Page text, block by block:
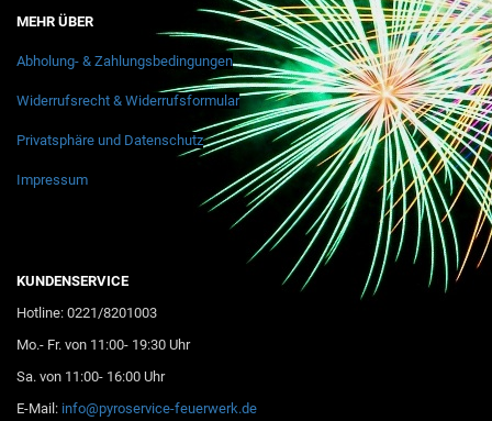
MEHR ÜBER
Abholung- & Zahlungsbedingungen
Widerrufsrecht & Widerrufsformular
Privatsphäre und Datenschutz
Impressum
KUNDENSERVICE
Hotline: 0221/8201003
Mo.- Fr. von 11:00- 19:30 Uhr
Sa. von 11:00- 16:00 Uhr
E-Mail: info@pyroservice-feuerwerk.de